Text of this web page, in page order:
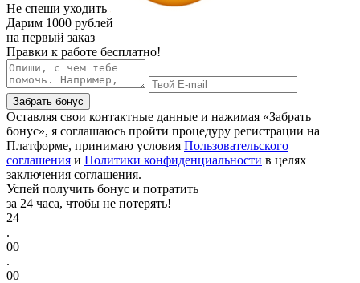
Не спеши уходить
Дарим 1000 рублей
на первый заказ
Правки к работе бесплатно!
Забрать бонус
Оставляя свои контактные данные и нажимая «Забрать
бонус», я соглашаюсь пройти процедуру регистрации на
Платформе, принимаю условия Пользовательского
соглашения и Политики конфиденциальности в целях
заключения соглашения.
Успей получить бонус и потратить
за 24 часа, чтобы не потерять!
24
.
00
.
00